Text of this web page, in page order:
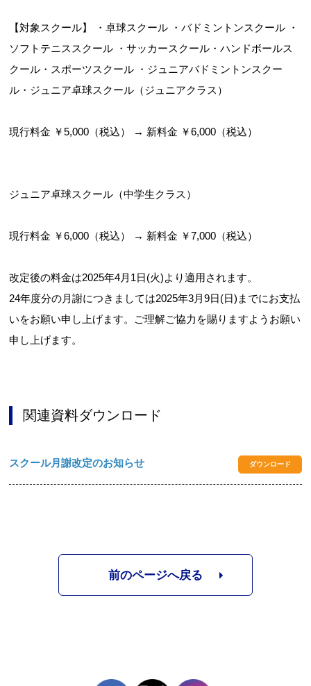
【対象スクール】 ・卓球スクール ・バドミントンスクール ・
ソフトテニススクール ・サッカースクール・ハンドボールス
クール・スポーツスクール ・ジュニアバドミントンスクー
ル・ジュニア卓球スクール（ジュニアクラス）
現行料金 ￥5,000（税込） → 新料金 ￥6,000（税込）
ジュニア卓球スクール（中学生クラス）
現行料金 ￥6,000（税込） → 新料金 ￥7,000（税込）
改定後の料金は2025年4月1日(火)より適用されます。
24年度分の月謝につきましては2025年3月9日(日)までにお支払
いをお願い申し上げます。ご理解ご協力を賜りますようお願い
申し上げます。
関連資料ダウンロード
スクール月謝改定のお知らせ ダウンロード
前のページへ戻る